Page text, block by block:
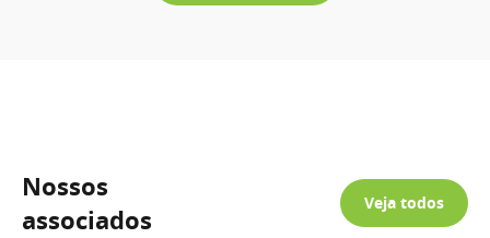
Nossos
associados
Veja todos